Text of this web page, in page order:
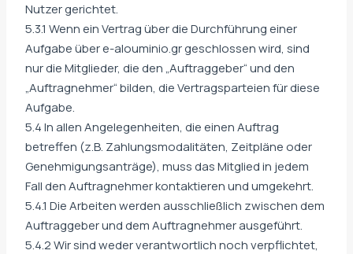
Nutzer gerichtet.
5.3.1 Wenn ein Vertrag über die Durchführung einer
Aufgabe über e-alouminio.gr geschlossen wird, sind
nur die Mitglieder, die den „Auftraggeber“ und den
„Auftragnehmer“ bilden, die Vertragsparteien für diese
Aufgabe.
5.4 In allen Angelegenheiten, die einen Auftrag
betreffen (z.B. Zahlungsmodalitäten, Zeitpläne oder
Genehmigungsanträge), muss das Mitglied in jedem
Fall den Auftragnehmer kontaktieren und umgekehrt.
5.4.1 Die Arbeiten werden ausschließlich zwischen dem
Auftraggeber und dem Auftragnehmer ausgeführt.
5.4.2 Wir sind weder verantwortlich noch verpflichtet,